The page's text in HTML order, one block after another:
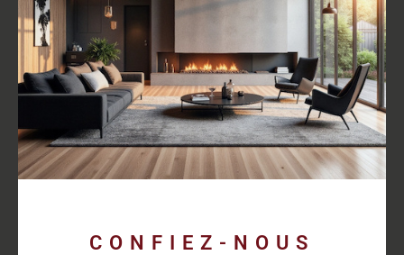
Découvrez lesannonces immobilières professionnelles au
Havreet bénéficiez d’un accompagnement sur mesure pour
concrétiser votre projet.
Une estimation
immobilière précise pour
CONFIEZ-NOUS